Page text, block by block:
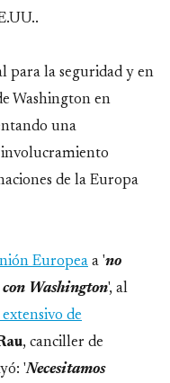
para la seguridad y en
Washington en
una
de la Europa
Europea a 'no
Washington', al
de
, canciller de
'Necesitamos